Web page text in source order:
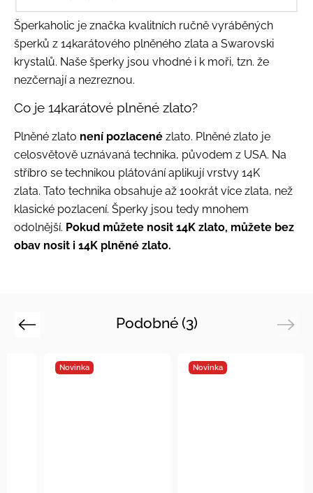
Šperkaholic je značka kvalitních ručně vyráběných
šperků z 14karátového plněného zlata a Swarovski
krystalů. Naše šperky jsou vhodné i k moři, tzn. že
nezčernají a nezreznou.
Co je 14karátové plněné zlato?
Plněné zlato není pozlacené zlato. Plněné zlato je
celosvětově uznávaná technika, původem z USA. Na
stříbro se technikou plátování aplikují vrstvy 14K
zlata. Tato technika obsahuje až 100krát více zlata, než
klasické pozlacení. Šperky jsou tedy mnohem
odolnější. Pokud můžete nosit 14K zlato, můžete bez
obav nosit i 14K plněné zlato.
Podobné (3)
Previous
Novinka Novinka
Next